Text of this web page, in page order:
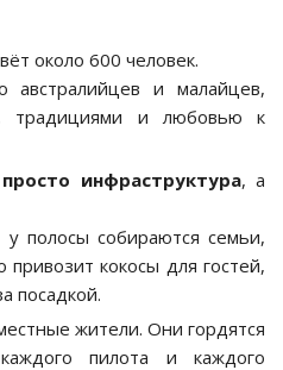
около 600 человек.
австралийцев и малайцев,
традициями и любовью к
инфраструктура, а
у полосы собираются семьи,
кокосы для гостей,
посадкой.
жители. Они гордятся
пилота и каждого